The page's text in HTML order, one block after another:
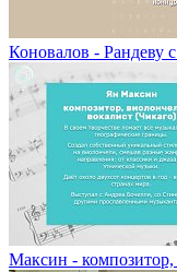
Коновалов - Рандеву
Максин -